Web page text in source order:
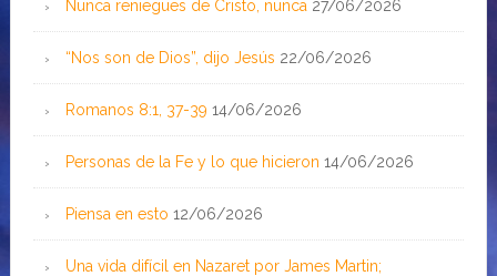
Nunca reniegues de Cristo, nunca 27/06/2026
“Nos son de Dios”, dijo Jesús 22/06/2026
Romanos 8:1, 37-39 14/06/2026
Personas de la Fe y lo que hicieron 14/06/2026
Piensa en esto 12/06/2026
Una vida difícil en Nazaret por James Martin;